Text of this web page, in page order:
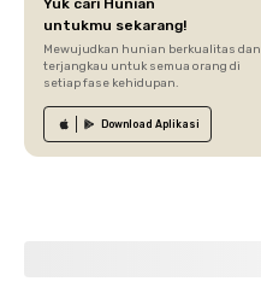
untukmu sekarang!
Mewujudkan hunian berkualitas dan
terjangkau untuk semua orang di
setiap fase kehidupan.
Download Aplikasi